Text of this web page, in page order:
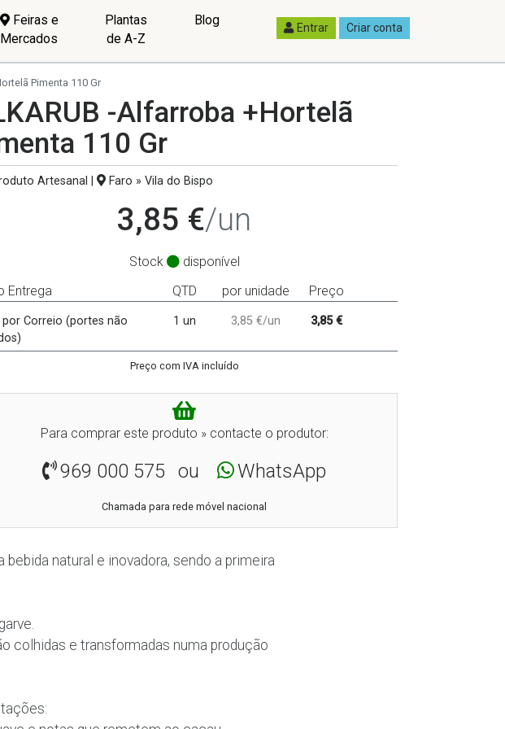
Feiras e
Mercados
Plantas
de A-Z
Blog Entrar Criar conta
Pimenta 110 Gr
-Alfarroba +Hortelã
110 Gr
Artesanal | Faro » Vila do Bispo
3,85 €/un
Stock
disponível
Entrega
QTD por unidade Preço
por Correio (portes não
1 un 3,85 €/un 3,85 €
Preço com IVA incluído
Para comprar este produto » contacte o produtor:
969 000 575 ou WhatsApp
Chamada para rede móvel nacional
natural e inovadora, sendo a primeira
colhidas e transformadas numa produção